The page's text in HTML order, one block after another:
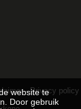
-Privacy policy
website te
Door gebruik